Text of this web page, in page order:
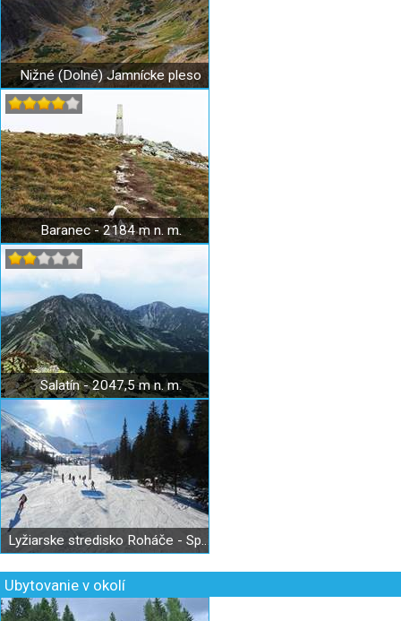
Nižné (Dolné) Jamnícke pleso
Baranec - 2184 m n. m.
Salatín - 2047,5 m n. m.
Lyžiarske stredisko Roháče - Spálená
Ubytovanie v okolí